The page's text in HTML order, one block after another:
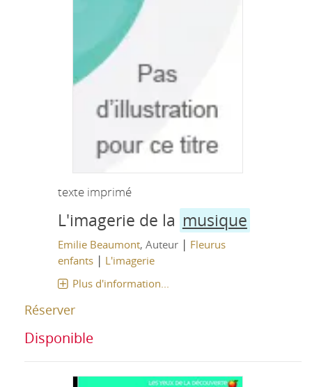
texte imprimé
L'imagerie de la musique
Emilie Beaumont, Auteur | Fleurus
enfants| L'imagerie
Plus d'information...
Réserver
Disponible